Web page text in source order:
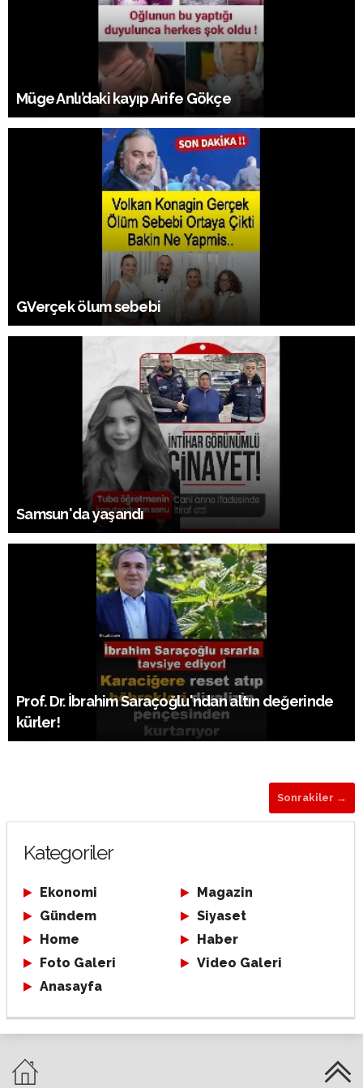
Müge Anlı’daki kayıp Arife Gökçe
GVerçek ölum sebebi
Samsun'da yaşandı
Prof. Dr. İbrahim Saraçoğlu'ndan altın değerinde
kürler!
Sonrakiler →
Kategoriler
Ekonomi
Magazin
Gündem
Siyaset
Home
Haber
Foto Galeri
Video Galeri
Anasayfa